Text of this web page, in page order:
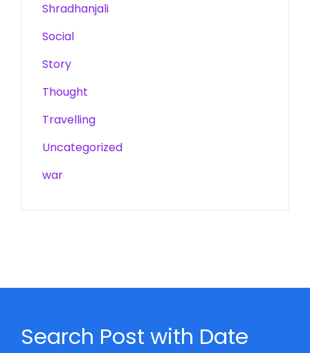
Shradhanjali
Social
Story
Thought
Travelling
Uncategorized
war
Search Post with Date